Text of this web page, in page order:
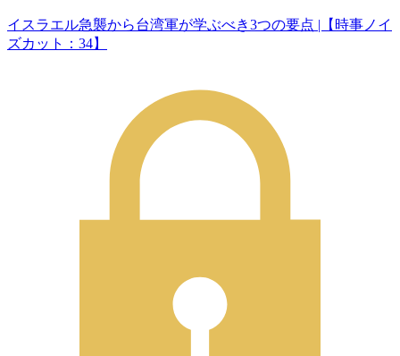
イスラエル急襲から台湾軍が学ぶべき3つの要点 |【時事ノイ
ズカット：34】